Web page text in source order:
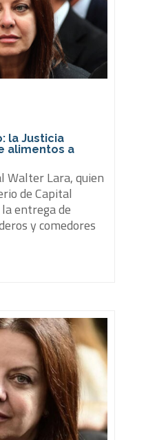
la Justicia
alimentos a
Walter Lara, quien
de Capital
entrega de
y comedores